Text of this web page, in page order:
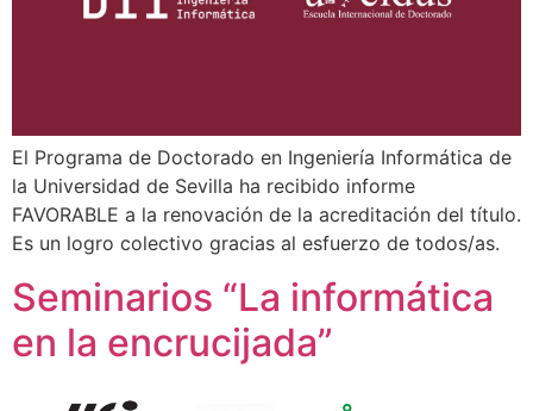
El Programa de Doctorado en Ingeniería Informática de
la Universidad de Sevilla ha recibido informe
FAVORABLE a la renovación de la acreditación del título.
Es un logro colectivo gracias al esfuerzo de todos/as.
Seminarios “La informática
en la encrucijada”